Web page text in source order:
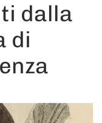
dalla
di